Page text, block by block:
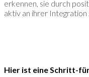
erkennen, sie durch
aktiv an ihrer Integration
Hier ist eine Schritt-